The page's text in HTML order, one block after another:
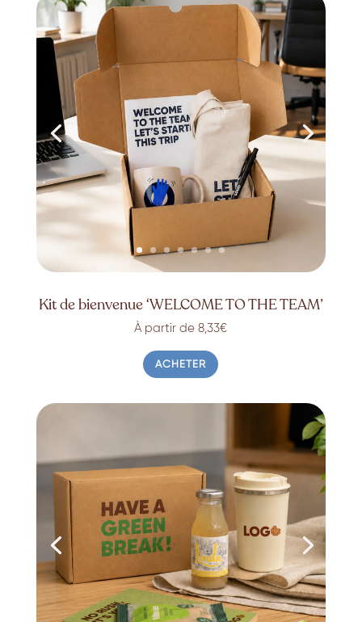
Kit de bienvenue ‘WELCOME TO THE TEAM’
À partir de 8,33€
ACHETER